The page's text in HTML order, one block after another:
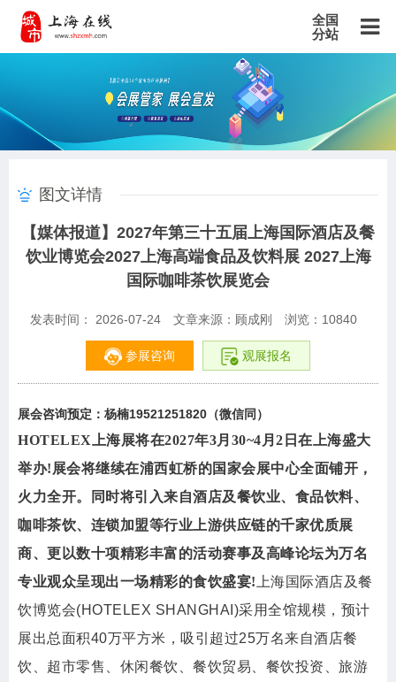
全国
分站
北京站 广东站 重庆站 天津站 江苏站
浙江站
安徽站
山东站 山西站 河南站 河北站
黑龙江站
甘肃站
新疆站
四川站
图文详情
【媒体报道】2027年第三十五届上海国际酒店及餐
饮业博览会2027上海高端食品及饮料展 2027上海
国际咖啡茶饮展览会
发表时间： 2026-07-24 文章来源：顾成刚 浏览： 10840
参展咨询 观展报名
展会咨询预定：杨楠19521251820（微信同）
HOTELEX上海展将在2027年3月30~4月2日在上海盛大
举办!展会将继续在浦西虹桥的国家会展中心全面铺开，
火力全开。同时将引入来自酒店及餐饮业、食品饮料、
咖啡茶饮、连锁加盟等行业上游供应链的千家优质展
商、更以数十项精彩丰富的活动赛事及高峰论坛为万名
专业观众呈现出一场精彩的食饮盛宴! 上海国际酒店及餐
饮博览会(HOTELEX SHANGHAI)采用全馆规模，预计
展出总面积40万平方米，吸引超过25万名来自酒店餐
饮、超市零售、休闲餐饮、餐饮贸易、餐饮投资、旅游